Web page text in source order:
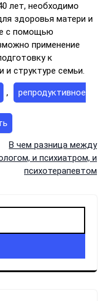
лет, необходимо
здоровья матери и
с помощью
применение
к
структуре семьи.
, репродуктивное
В чем разница между
и психиатром, и
психотерапевтом